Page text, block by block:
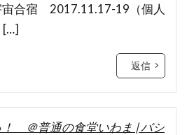
宙合宿 2017.11.17-19（個人
[…]
返信
！ ＠普通の食堂いわま | バシ